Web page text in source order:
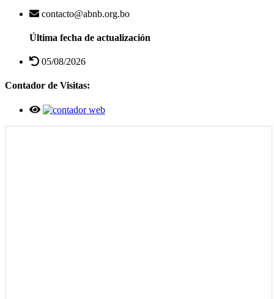
contacto@abnb.org.bo
Última fecha de actualización
05/08/2026
Contador de Visitas: